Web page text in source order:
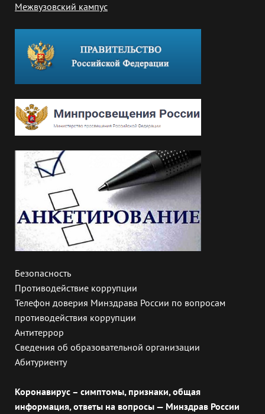
Межвузовский кампус
Безопасность
Противодействие коррупции
Телефон доверия Минздрава России по вопросам
противодействия коррупции
Антитеррор
Сведения об образовательной организации
Абитуриенту
Коронавирус – симптомы, признаки, общая
информация, ответы на вопросы — Минздрав России